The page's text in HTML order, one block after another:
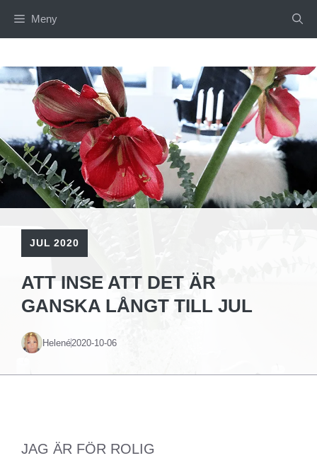
Meny
JUL 2020
ATT INSE ATT DET ÄR
GANSKA LÅNGT TILL JUL
Helené2020-10-06
JAG ÄR FÖR ROLIG